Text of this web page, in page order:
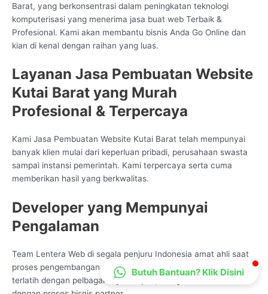
Barat, yang berkonsentrasi dalam peningkatan teknologi
komputerisasi yang menerima jasa buat web Terbaik &
Profesional. Kami akan membantu bisnis Anda Go Online dan
kian di kenal dengan raihan yang luas.
Layanan Jasa Pembuatan Website
Kutai Barat yang Murah
Profesional & Terpercaya
Kami Jasa Pembuatan Website Kutai Barat telah mempunyai
banyak klien mulai dari keperluan pribadi, perusahaan swasta
sampai instansi pemerintah. Kami terpercaya serta cuma
memberikan hasil yang berkwalitas.
Developer yang Mempunyai
Pengalaman
Team Lentera Web di segala penjuru Indonesia amat ahli saat
proses pengembangan pelayanan Info Technologi, kami telah
terlatih dengan pelbagai ragam style peningkatan sama
CS Lenteraweb
Butuh Bantuan? Klik Disini